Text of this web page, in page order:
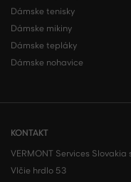
Dámske tenisky
Dámske mikiny
Dámske tepláky
Dámske nohavice
KONTAKT
VERMONT Services Slovakia
Vlčie hrdlo 53